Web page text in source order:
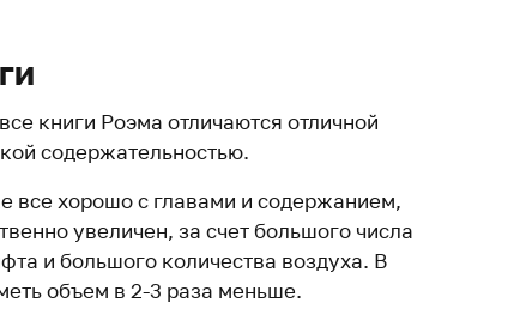
книги Роэма отличаются отличной
содержательностью.
все хорошо с главами и содержанием,
увеличен, за счет большого числа
и большого количества воздуха. В
объем в 2-3 раза меньше.